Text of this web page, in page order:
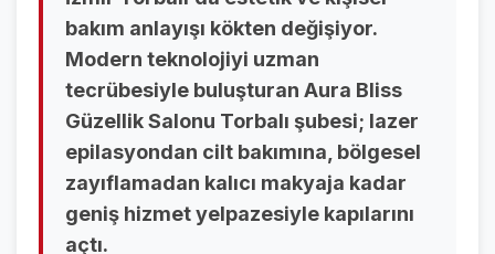
VİDEO GALERİ
FOTO GALERİ
KURUMSAL
HAKKIMIZDA
KÜNYE
bakım anlayışı kökten değişiyor.
Modern teknolojiyi uzman
tecrübesiyle buluşturan Aura Bliss
Güzellik Salonu Torbalı şubesi; lazer
epilasyondan cilt bakımına, bölgesel
zayıflamadan kalıcı makyaja kadar
geniş hizmet yelpazesiyle kapılarını
açtı.